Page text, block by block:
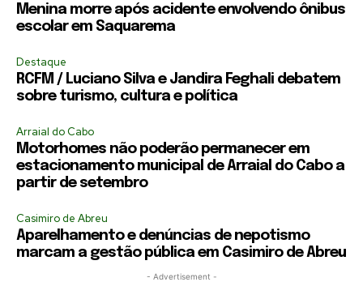
Menina morre após acidente envolvendo ônibus
escolar em Saquarema
Destaque
RCFM / Luciano Silva e Jandira Feghali debatem
sobre turismo, cultura e política
Arraial do Cabo
Motorhomes não poderão permanecer em
estacionamento municipal de Arraial do Cabo a
partir de setembro
Casimiro de Abreu
Aparelhamento e denúncias de nepotismo
marcam a gestão pública em Casimiro de Abreu
- Advertisement -